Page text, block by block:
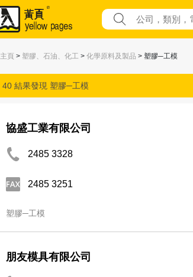
主頁 > 塑膠、石油、化工 > 化學原料及製品 > 塑膠─工模
40 結果發現 塑膠─工模
協盛工業有限公司
2485 3328
2485 3251
塑膠─工模
朋友模具有限公司